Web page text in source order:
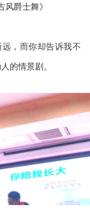
爵士舞》
，而你却告诉我不
的情景剧。